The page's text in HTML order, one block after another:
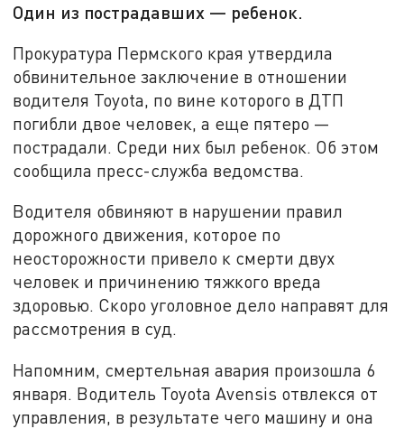
Один из пострадавших — ребенок.
Прокуратура Пермского края утвердила
обвинительное заключение в отношении
водителя Toyota, по вине которого в ДТП
погибли двое человек, а еще пятеро —
пострадали. Среди них был ребенок. Об этом
сообщила пресс-служба ведомства.
Водителя обвиняют в нарушении правил
дорожного движения, которое по
неосторожности привело к смерти двух
человек и причинению тяжкого вреда
здоровью. Скоро уголовное дело направят для
рассмотрения в суд.
Напомним, смертельная авария произошла 6
января. Водитель Toyota Avensis отвлекся от
управления, в результате чего машину и она